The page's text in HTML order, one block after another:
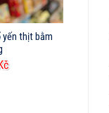
yến thịt bằm
Kč